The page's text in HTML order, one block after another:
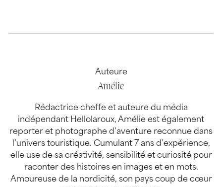
Auteure
Amélie
Rédactrice cheffe et auteure du média
indépendant Hellolaroux, Amélie est également
reporter et photographe d’aventure reconnue dans
l’univers touristique. Cumulant 7 ans d’expérience,
elle use de sa créativité, sensibilité et curiosité pour
raconter des histoires en images et en mots.
Amoureuse de la nordicité, son pays coup de cœur